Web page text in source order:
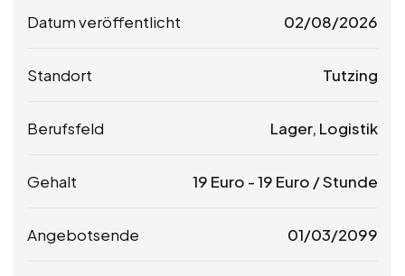
Datum veröffentlicht 02/08/2026
Standort Tutzing
Berufsfeld Lager, Logistik
Gehalt 19 Euro -19 Euro / Stunde
Angebotsende 01/03/2099